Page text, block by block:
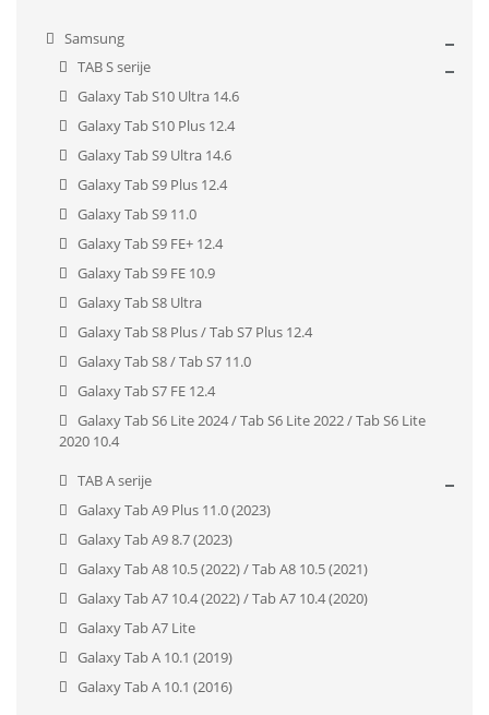
Samsung
TAB S serije
Galaxy Tab S10 Ultra 14.6
Galaxy Tab S10 Plus 12.4
Galaxy Tab S9 Ultra 14.6
Galaxy Tab S9 Plus 12.4
Galaxy Tab S9 11.0
Galaxy Tab S9 FE+ 12.4
Galaxy Tab S9 FE 10.9
Galaxy Tab S8 Ultra
Galaxy Tab S8 Plus / Tab S7 Plus 12.4
Galaxy Tab S8 / Tab S7 11.0
Galaxy Tab S7 FE 12.4
Galaxy Tab S6 Lite 2024 / Tab S6 Lite 2022 / Tab S6 Lite
2020 10.4
TAB A serije
Galaxy Tab A9 Plus 11.0 (2023)
Galaxy Tab A9 8.7 (2023)
Galaxy Tab A8 10.5 (2022) / Tab A8 10.5 (2021)
Galaxy Tab A7 10.4 (2022) / Tab A7 10.4 (2020)
Galaxy Tab A7 Lite
Galaxy Tab A 10.1 (2019)
Galaxy Tab A 10.1 (2016)